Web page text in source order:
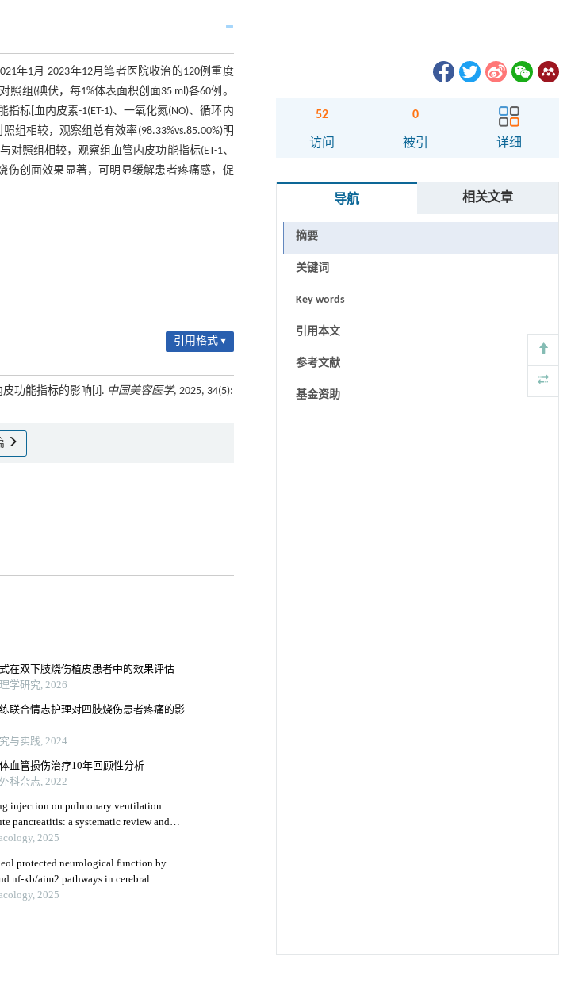
年1月-2023年12月笔者医院收治的120例重度
组(碘伏，每1%体表面积创面35 ml)各60例。
标[血内皮素-1(ET-1)、一氧化氮(NO)、循环内
组相较，观察组总有效率(98.33%vs.85.00%)明
对照组相较，观察组血管内皮功能指标(ET-1、
伤创面效果显著，可明显缓解患者疼痛感，促
引用格式 ▾
功能指标的影响[J]. 中国美容医学, 2025, 34(5):
52
访问
0
被引 详细
导航 相关文章
摘要
关键词
Key words
引用本文
参考文献
基金资助